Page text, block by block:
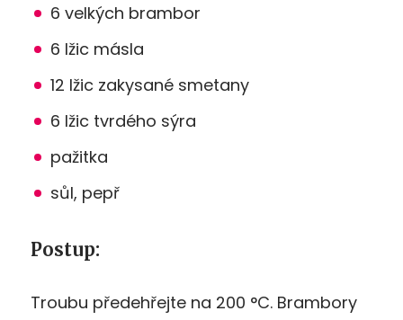
6 velkých brambor
6 lžic másla
12 lžic zakysané smetany
6 lžic tvrdého sýra
pažitka
sůl, pepř
Postup:
Troubu předehřejte na 200 °C. Brambory